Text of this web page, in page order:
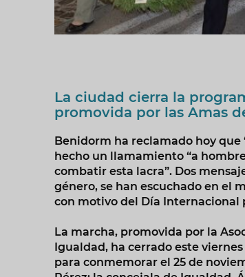
La ciudad cierra la
promovida por las Amas
Benidorm ha reclamado hoy que
hecho un llamamiento “a
combatir esta lacra”. Dos
género, se han escuchado en el
con motivo del Día Internacional
La marcha, promovida por la
Igualdad, ha cerrado este
para conmemorar el 25 de